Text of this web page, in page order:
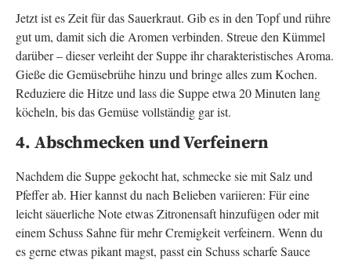
Jetzt ist es Zeit für das Sauerkraut. Gib es in den Topf und rühre
gut um, damit sich die Aromen verbinden. Streue den Kümmel
darüber – dieser verleiht der Suppe ihr charakteristisches Aroma.
Gieße die Gemüsebrühe hinzu und bringe alles zum Kochen.
Reduziere die Hitze und lass die Suppe etwa 20 Minuten lang
köcheln, bis das Gemüse vollständig gar ist.
4. Abschmecken und Verfeinern
Nachdem die Suppe gekocht hat, schmecke sie mit Salz und
Pfeffer ab. Hier kannst du nach Belieben variieren: Für eine
leicht säuerliche Note etwas Zitronensaft hinzufügen oder mit
einem Schuss Sahne für mehr Cremigkeit verfeinern. Wenn du
es gerne etwas pikant magst, passt ein Schuss scharfe Sauce